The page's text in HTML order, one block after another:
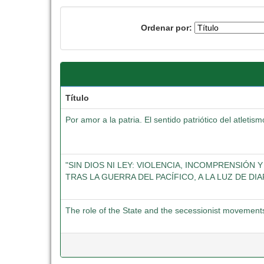
Ordenar por:
Título
Por amor a la patria. El sentido patriótico del
"SIN DIOS NI LEY: VIOLENCIA, INCOMPRENSIÓN
TRAS LA GUERRA DEL PACÍFICO, A LA LUZ DE
The role of the State and the secessionist